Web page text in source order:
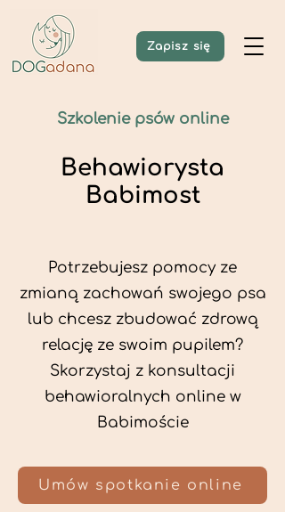
Zapisz się
Szkolenie psów online
Behawiorysta
Babimost
Potrzebujesz pomocy ze
zmianą zachowań swojego psa
lub chcesz zbudować zdrową
relację ze swoim pupilem?
Skorzystaj z konsultacji
behawioralnych online w
Babimoście
Umów spotkanie online